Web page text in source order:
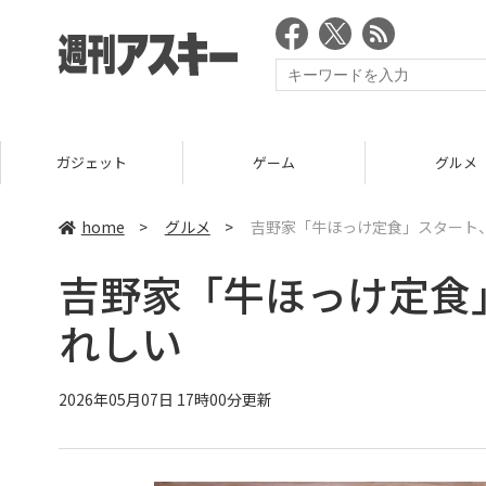
ガジェット ゲーム グルメ
home > グルメ > 吉野家「牛ほっけ定食」スタート
吉野家「牛ほっけ定
れしい
2026年05月07日 17時00分更新